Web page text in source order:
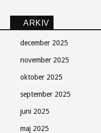
ARKIV
december 2025
november 2025
oktober 2025
september 2025
juni 2025
maj 2025